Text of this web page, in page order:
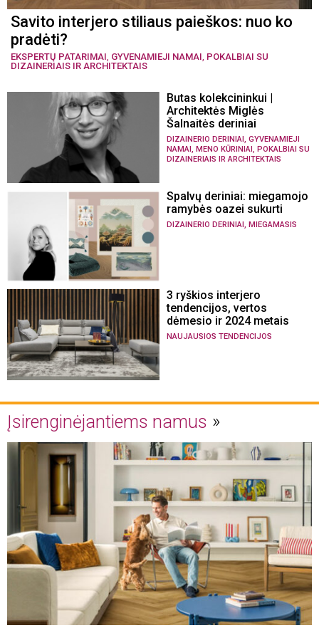
Savito interjero stiliaus paieškos: nuo ko
pradėti?
EKSPERTŲ PATARIMAI, GYVENAMIEJI NAMAI, POKALBIAI SU
DIZAINERIAIS IR ARCHITEKTAIS
Butas kolekcininkui |
Architektės Miglės
Šalnaitės deriniai
DIZAINERIO DERINIAI , GYVENAMIEJI
NAMAI , MENO KŪRINIAI , POKALBIAI SU
DIZAINERIAIS IR ARCHITEKTAIS
Spalvų deriniai: miegamojo
ramybės oazei sukurti
DIZAINERIO DERINIAI , MIEGAMASIS
3 ryškios interjero
tendencijos, vertos
dėmesio ir 2024 metais
NAUJAUSIOS TENDENCIJOS
Įsirenginėjantiems namus